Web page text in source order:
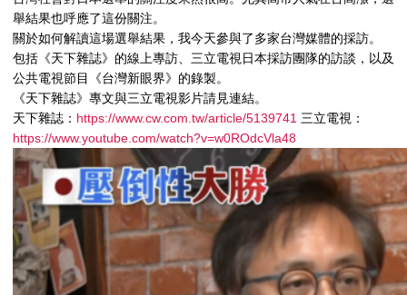
舉結果也呼應了這份關注。
關於如何解讀這場選舉結果，我今天參與了多家台灣媒體的採訪。
包括《天下雜誌》的線上專訪、三立電視日本採訪團隊的訪談，以及
公共電視節目《台灣新眼界》的錄製。
《天下雜誌》專文與三立電視影片請見連結。
天下雜誌： https://www.cw.com.tw/article/5139741 三立電視：
https://www.youtube.com/watch?v=w0ROdcVla48